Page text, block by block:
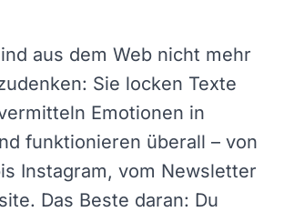
aus dem Web nicht mehr
Sie locken Texte
Emotionen in
funktionieren überall – von
Instagram, vom Newsletter
Das Beste daran: Du